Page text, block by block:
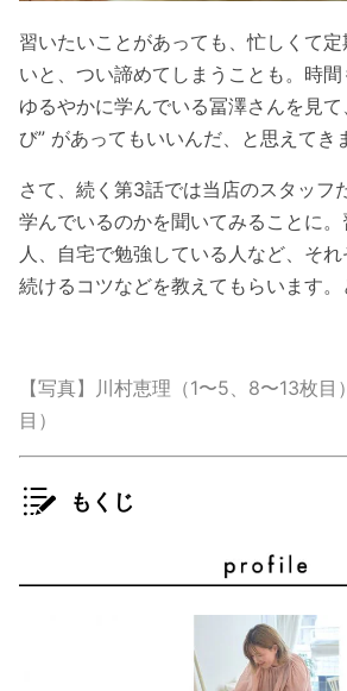
習いたいことがあっても、忙しくて
いと、つい諦めてしまうことも。時間
ゆるやかに学んでいる冨澤さんを見
び” があってもいいんだ、と思えてき
さて、続く第3話では当店のスタッフ
学んでいるのかを聞いてみることに
人、自宅で勉強している人など、それ
続けるコツなどを教えてもらいます。
【写真】川村恵理（1〜5、8〜13枚
目）
もくじ